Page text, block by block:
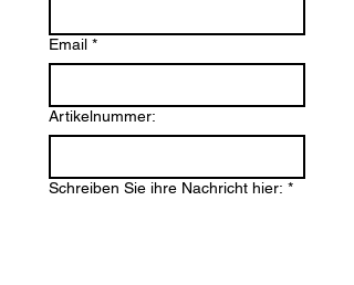
Email *
Artikelnummer:
Schreiben Sie ihre Nachricht hier: *